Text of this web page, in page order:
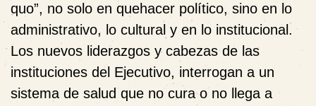
quo”, no solo en quehacer político, sino en lo
administrativo, lo cultural y en lo institucional.
Los nuevos liderazgos y cabezas de las
instituciones del Ejecutivo, interrogan a un
sistema de salud que no cura o no llega a